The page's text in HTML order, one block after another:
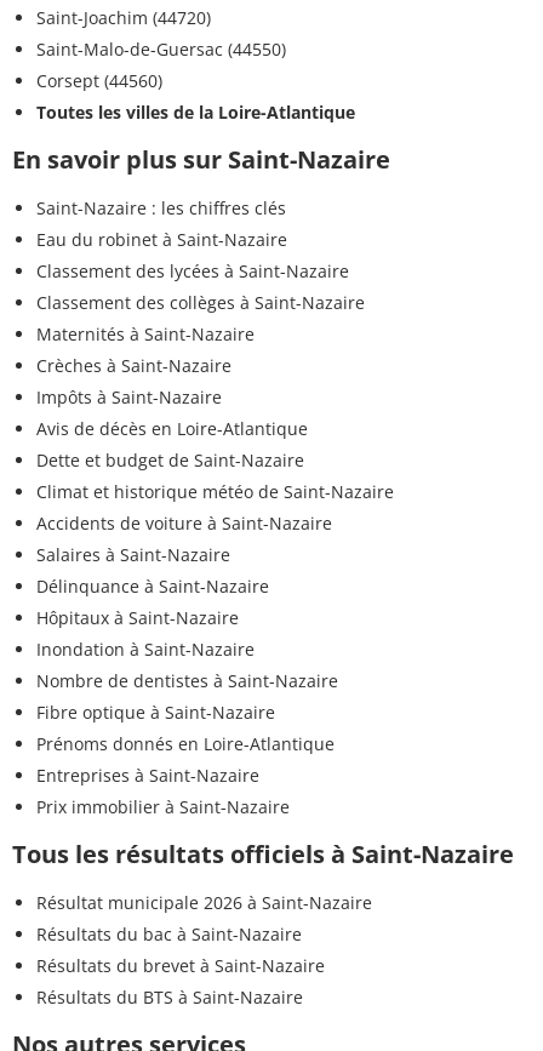
Saint-Joachim (44720)
Saint-Malo-de-Guersac (44550)
Corsept (44560)
Toutes les villes de la Loire-Atlantique
En savoir plus sur Saint-Nazaire
Saint-Nazaire : les chiffres clés
Eau du robinet à Saint-Nazaire
Classement des lycées à Saint-Nazaire
Classement des collèges à Saint-Nazaire
Maternités à Saint-Nazaire
Crèches à Saint-Nazaire
Impôts à Saint-Nazaire
Avis de décès en Loire-Atlantique
Dette et budget de Saint-Nazaire
Climat et historique météo de Saint-Nazaire
Accidents de voiture à Saint-Nazaire
Salaires à Saint-Nazaire
Délinquance à Saint-Nazaire
Hôpitaux à Saint-Nazaire
Inondation à Saint-Nazaire
Nombre de dentistes à Saint-Nazaire
Fibre optique à Saint-Nazaire
Prénoms donnés en Loire-Atlantique
Entreprises à Saint-Nazaire
Prix immobilier à Saint-Nazaire
Tous les résultats officiels à Saint-Nazaire
Résultat municipale 2026 à Saint-Nazaire
Résultats du bac à Saint-Nazaire
Résultats du brevet à Saint-Nazaire
Résultats du BTS à Saint-Nazaire